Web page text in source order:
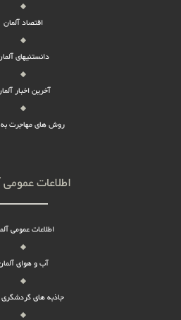
اقتصاد آلمان
دانستنیهای
آخرین اخبار
روش های مهاجرت به
اطلاعات عمومی
اطلاعات عمومی
آب و هوای
جاذبه های گردشگری